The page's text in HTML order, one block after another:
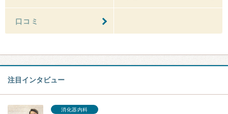
口コミ
注目インタビュー
消化器内科